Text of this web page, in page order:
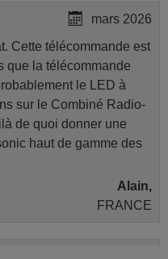
mars 2026
Cette télécommande est
que la télécommande
le LED à
sur le Combiné Radio-
de quoi donner une
haut de gamme des
Alain,
FRANCE